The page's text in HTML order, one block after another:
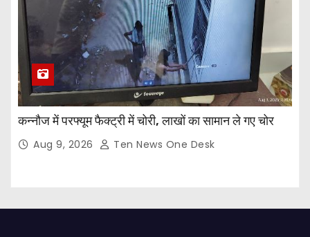
कन्नौज में परफ्यूम फैक्ट्री में चोरी, लाखों का सामान ले गए चोर
Aug 9, 2026 Ten News One Desk